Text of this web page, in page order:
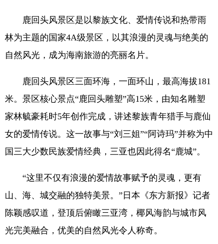
鹿回头风景区是以黎族文化、爱情传说和热带雨
林为主题的国家4A级景区，以其浪漫的灵魂与绝美的
自然风光，成为海南旅游的亮丽名片。
鹿回头风景区三面环海，一面环山，最高海拔181
米。景区核心景点“鹿回头雕塑”高15米，由知名雕塑
家林毓豪耗时5年创作完成，讲述黎族青年猎手与鹿仙
女的爱情传说。这一故事与“刘三姐”“阿诗玛”并称为中
国三大少数民族爱情经典，三亚也因此得名“鹿城”。
“这里不仅有浪漫的爱情故事赋予的灵魂，更有
山、海、城交融的独特美景。”日本《东方新报》记者
陈颖感叹道，登顶后俯瞰三亚湾，椰风海韵与城市风
光完美融合，优美的自然风光令人称奇。